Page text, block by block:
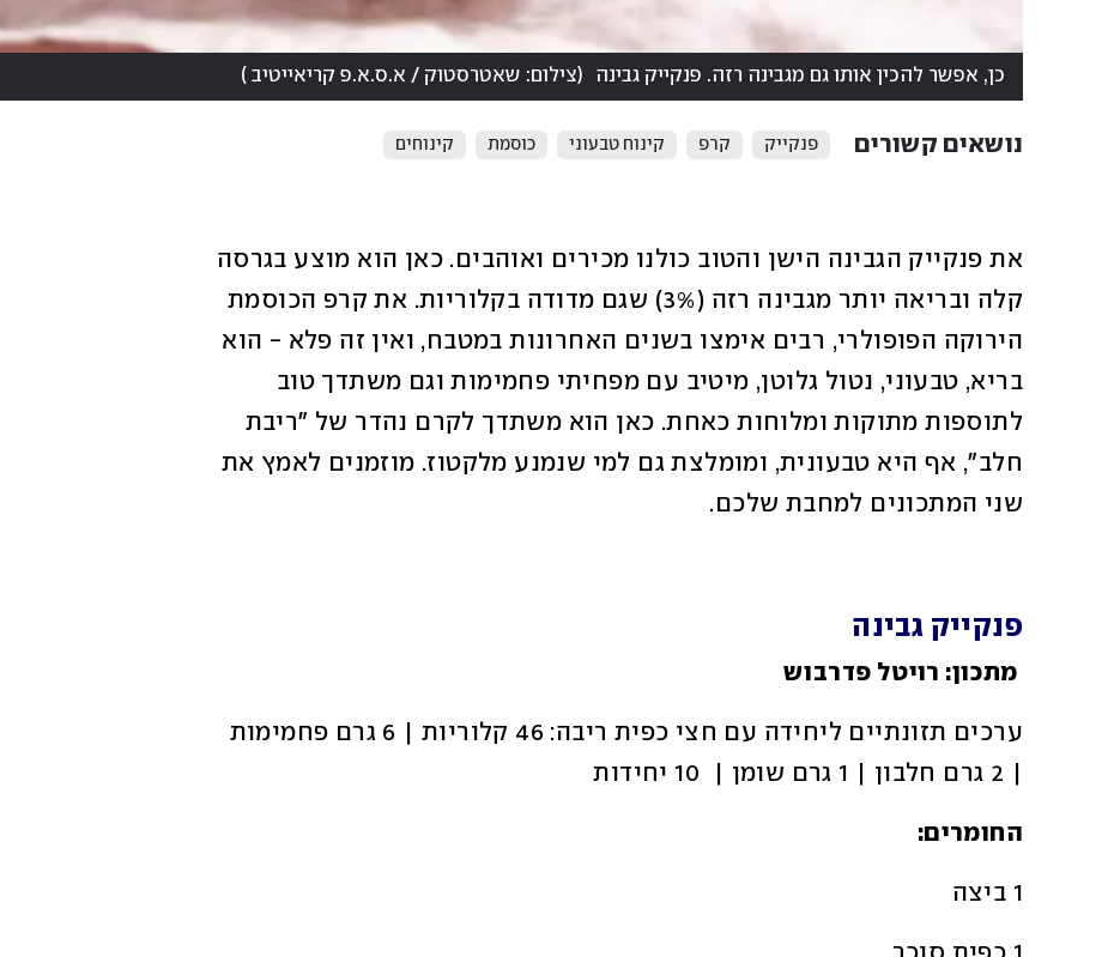
כן, אפשר להכין אותו גם מגבינה רזה. פנקייק גבינה (צילום: שאטרסטוק / א.ס.א.פ קריאייטיב )
נושאים קשורים פנקייק קרפ קינוח טבעוני כוסמת קינוחים
שני המתכונים למחבת שלכם.
פנקייק גבינה
החומרים:
1 ביצה